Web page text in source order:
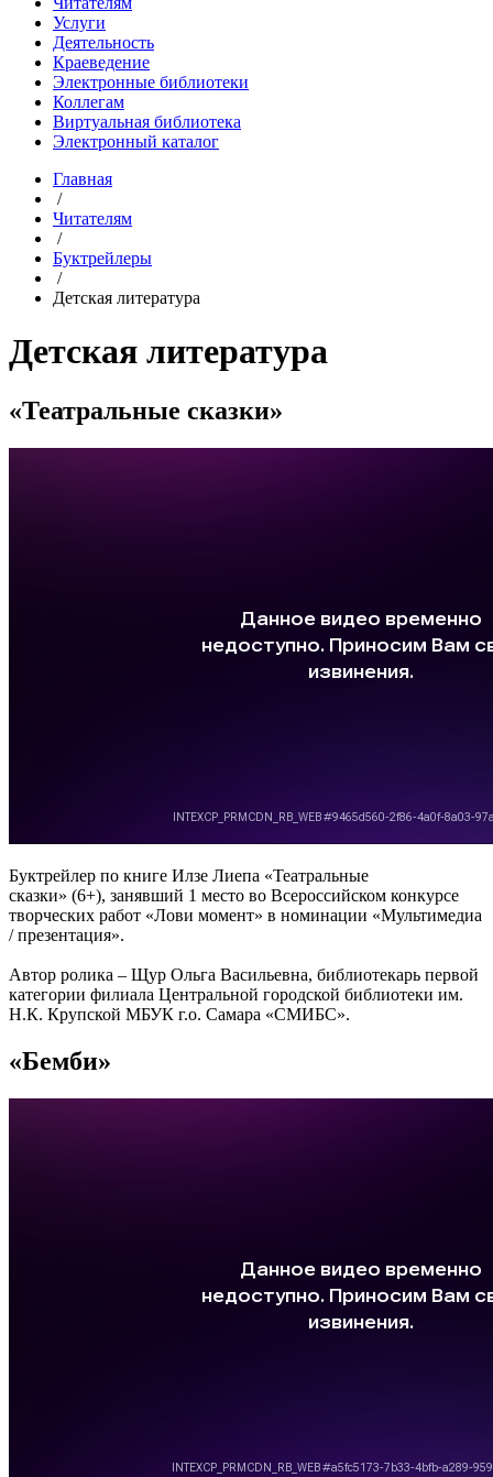
Услуги
Деятельность
Краеведение
Электронные библиотеки
Коллегам
Виртуальная библиотека
Электронный каталог
Главная
/
Читателям
/
Буктрейлеры
/
Детская литература
Детская литература
«Театральные сказки»
Буктрейлер по книге Илзе Лиепа «Театральные
сказки» (6+), занявший 1 место во Всероссийском конкурсе
творческих работ «Лови момент» в номинации «Мультимедиа
/ презентация».
Автор ролика – Щур Ольга Васильевна, библиотекарь первой
категории филиала Центральной городской библиотеки им.
Н.К. Крупской МБУК г.о. Самара «СМИБС».
«Бемби»